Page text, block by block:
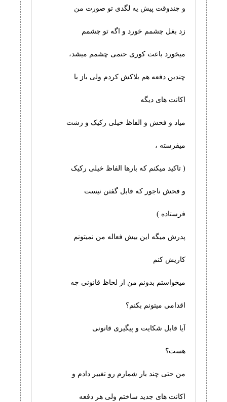
و چندوقت پیش یه لگدی تو صورت من
زد بغل چشمم خورد و اگه تو چشمم
میخورد باعث کوری حتمی چشمم میشد،
چندین دفعه هم بلاکش کردم ولی باز با
اکانت های دیگه
میاد و فحش و الفاظ خیلی رکیک و زشت
میفرسته ،
( تاکید میکنم که بارها الفاظ خیلی رکیک
و فحش ناجور که قابل گفتن نیست
فرستاده )
پدرش میگه این بیش فعاله من نمیتونم
کاریش کنم
میخواستم بدونم من از لحاظ قانونی چه
اقدامی میتونم بکنم؟
آیا قابل شکایت و پیگیری قانونی
هست؟
من حتی چند بار شمارم رو تغییر دادم و
اکانت های جدید ساختم ولی هر دفعه